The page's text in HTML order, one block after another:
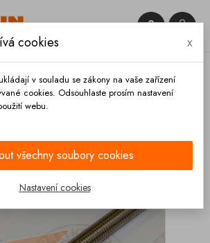


cookies x
v souladu se zákony na vaše zařízení
cookies. Odsouhlaste prosím nastavení
webu.
všechny soubory cookies
Nastavení cookies